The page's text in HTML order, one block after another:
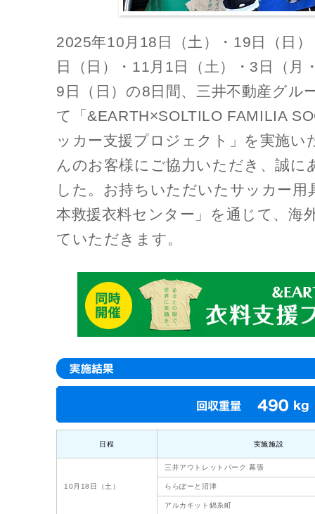
2025年10月18日（土）・19日（日
日（日）・11月1日（土）・3日（月
9日（日）の8日間、三井不動産グル
て「&EARTH×SOLTILO FAMILIA
ッカー支援プロジェクト」を実施い
んのお客様にご協力いただき、誠に
した。お持ちいただいたサッカー用
本救援衣料センター」を通じて、海
ていただきます。
日程 実施施設
10月18日（土）
三井アウトレットパーク 幕張
ららぽーと沼津
アルカキット錦糸町